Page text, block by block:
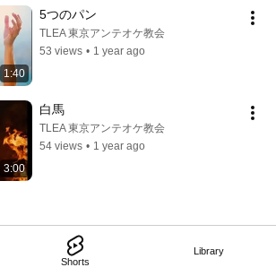
Shorts
Library
1:40
5つのパン
TLEA 東京アンテオケ教会
53 views • 1 year ago
3:00
白馬
TLEA 東京アンテオケ教会
54 views • 1 year ago